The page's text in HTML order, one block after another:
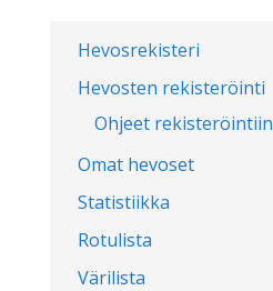
Hevosrekisteri
Hevosten rekisteröinti
Ohjeet rekisteröintiin
Omat hevoset
Statistiikka
Rotulista
Värilista